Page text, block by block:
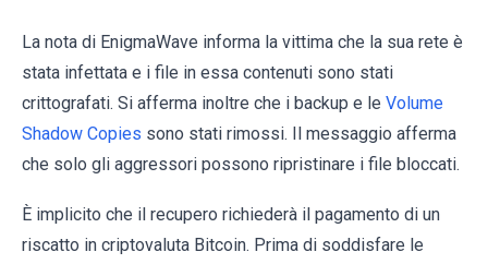
La nota di EnigmaWave informa la vittima che la sua rete è
stata infettata e i file in essa contenuti sono stati
crittografati. Si afferma inoltre che i backup e le Volume
Shadow Copies sono stati rimossi. Il messaggio afferma
che solo gli aggressori possono ripristinare i file bloccati.
È implicito che il recupero richiederà il pagamento di un
riscatto in criptovaluta Bitcoin. Prima di soddisfare le